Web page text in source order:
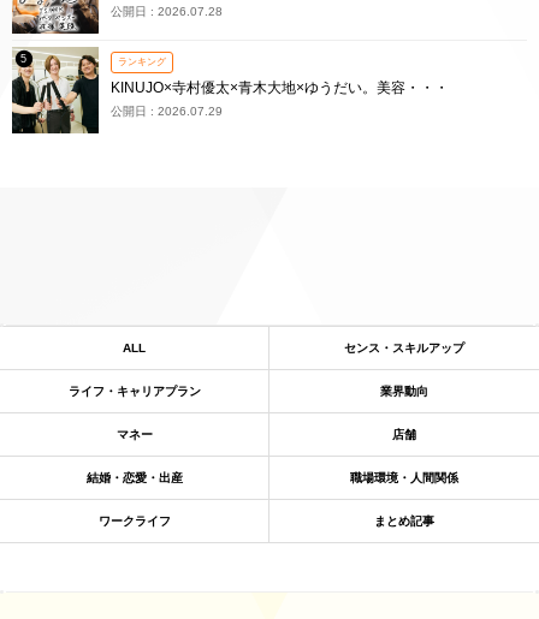
公開日 : 2026.07.28
5 ランキング
KINUJO×寺村優太×青木大地×ゆうだい。美容・・・
公開日 : 2026.07.29
ALL センス・スキルアップ
ライフ・キャリアプラン 業界動向
マネー 店舗
結婚・恋愛・出産 職場環境・人間関係
ワークライフ まとめ記事